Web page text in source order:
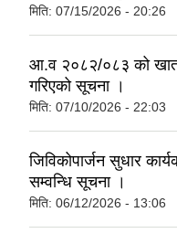
मिति: 07/15/2026 - 20:26
आ.व २०८२/०८३ को खाता
गरिएको सूचना ।
मिति: 07/10/2026 - 22:03
जिविकोपार्जन सुधार
सम्वन्धि सूचना ।
मिति: 06/12/2026 - 13:06